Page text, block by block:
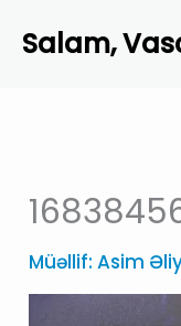
Salam,
Müəllif:Asim